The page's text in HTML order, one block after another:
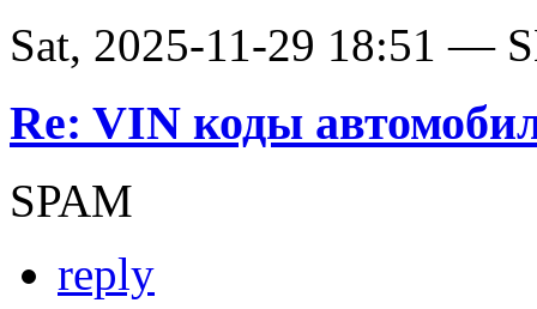
Sat, 2025-11-29 18:51 —
Re: VIN коды
SPAM
reply